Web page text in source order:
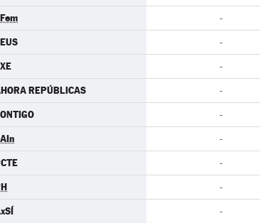
-
-
-
REPÚBLICAS -
-
-
-
-
-